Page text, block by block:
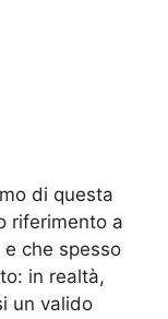
di questa
riferimento a
che spesso
in realtà,
un valido